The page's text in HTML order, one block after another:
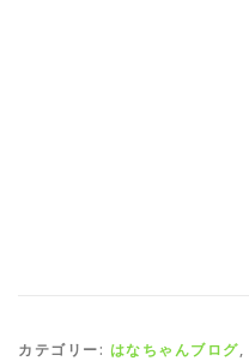
カテゴリー: はなちゃんブログ,